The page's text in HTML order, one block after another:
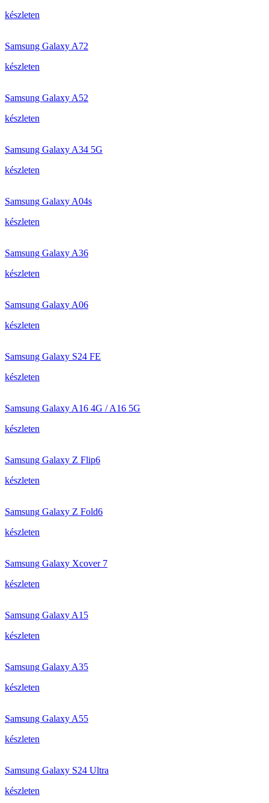
készleten
Samsung Galaxy A72
készleten
Samsung Galaxy A52
készleten
Samsung Galaxy A34 5G
készleten
Samsung Galaxy A04s
készleten
Samsung Galaxy A36
készleten
Samsung Galaxy A06
készleten
Samsung Galaxy S24 FE
készleten
Samsung Galaxy A16 4G / A16 5G
készleten
Samsung Galaxy Z Flip6
készleten
Samsung Galaxy Z Fold6
készleten
Samsung Galaxy Xcover 7
készleten
Samsung Galaxy A15
készleten
Samsung Galaxy A35
készleten
Samsung Galaxy A55
készleten
Samsung Galaxy S24 Ultra
készleten